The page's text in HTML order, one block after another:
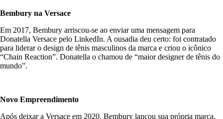
Bembury na Versace
Em 2017, Bembury arriscou-se ao enviar uma mensagem para
Donatella Versace pelo LinkedIn. A ousadia deu certo: foi contratado
para liderar o design de tênis masculinos da marca e criou o icônico
“Chain Reaction”. Donatella o chamou de “maior designer de tênis do
mundo”.
Novo Empreendimento
Após deixar a Versace em 2020, Bembury lançou sua própria marca,